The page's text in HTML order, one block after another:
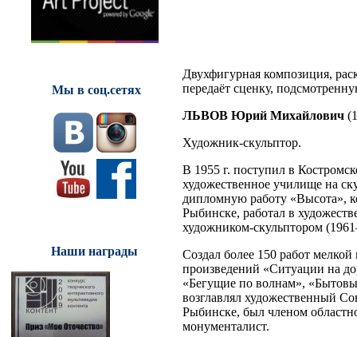
Мы в соц.сетях
Наши награды
Двухфигурная композиция,
передаёт сценку,
ЛЬВОВ Юрий Михайлович
Художник-скульптор.
В 1955 г. поступил в
художественное училище на
дипломную работу «Высота»,
Рыбинске, работал в
художником-скульптором
Создал более 150 работ
произведений «Ситуации на
«Бегущие по волнам»,
возглавлял художественный
Рыбинске, был членом
монументалист.